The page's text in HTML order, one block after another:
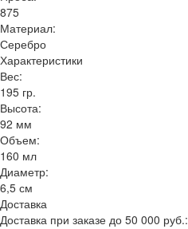
875
Материал:
Серебро
Характеристики
Вес:
195 гр.
Высота:
92 мм
Объем:
160 мл
Диаметр:
6,5 см
Доставка
Доставка при заказе до 50 000 руб.: